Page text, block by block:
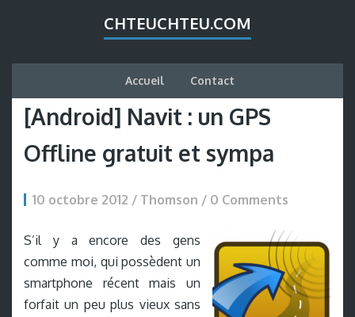
CHTEUCHTEU.COM
Accueil Contact
[Android] Navit : un GPS
Offline gratuit et sympa
10 octobre 2012 / Thomson / 0 Comments
S’il y a encore des gens
comme moi, qui possèdent un
smartphone récent mais un
forfait un peu plus vieux sans